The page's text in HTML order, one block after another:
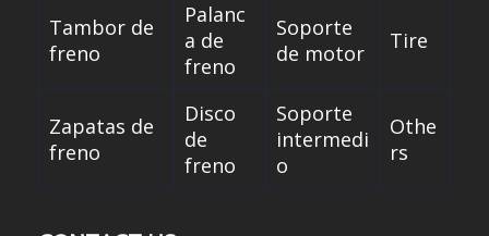
Tambor de
freno
Palanc
a de
freno
Soporte
de motor
Tire
Zapatas de
freno
Disco
de
freno
Soporte
intermedi
o
Othe
rs